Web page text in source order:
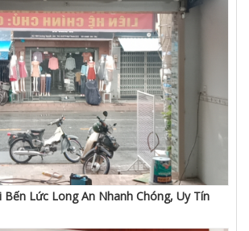
Bến Lức Long An Nhanh Chóng, Uy Tín